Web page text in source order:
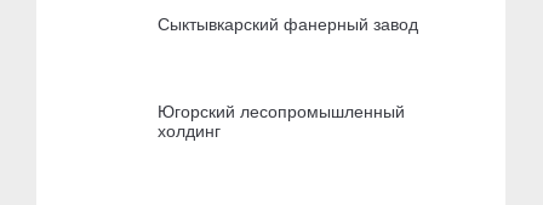
Сыктывкарский фанерный завод
Югорский лесопромышленный
холдинг